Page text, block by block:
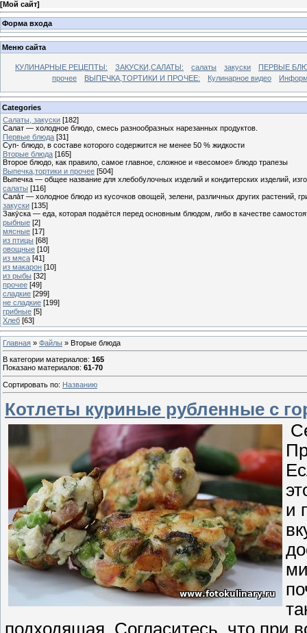
[Мой сайт]
Форма входа
Меню сайта
КУЛИНАРНЫЕ РЕЦЕПТЫ: ЗАКУСКИ,САЛАТЫ: салаты закуски
ПЕРВЫЕ
прочее
ВЫПЕЧКА,ТОРТИКИ И ПРОЧЕЕ: Кулинарное видео
Categories
Cалаты, закуски [182]
Салат — холодное блюдо, смесь разнообразных нарезанных продуктов.
Первые блюда [31]
Суп- блюдо, в составе которого содержится не менее 50 % жидкости
Вторые блюда [165]
Второе блюдо, как правило, самое главное, сложное и «весомое» блюдо трапезы
Выпечка,тортики и прочее [504]
Выпечка — общее название для хлебобулочных изделий и кондитерских изделий,
салаты [116]
Сала́т — холодное блюдо из кусочков овощей, зелени, различных других растений,
закуски [135]
Заку́ска — еда, которая подаётся перед основным блюдом, либо в качестве
рыбные [2]
мясные [17]
из птицы [68]
овощные [10]
из мяса [41]
из макарон [10]
из рыбы [32]
прочее [49]
сладкие [299]
не сладкие [199]
грибные [5]
Хлеб [63]
Главная » Файлы » Вторые блюда
В категории материалов: 165
Показано материалов: 61-70
Сортировать по: Названию
Котлеты куриные рубленные с
и
подходящая. Согласитесь, что при